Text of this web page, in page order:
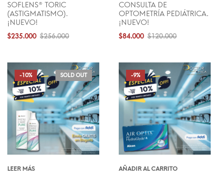
SOFLENS® TORIC
(ASTIGMATISMO).
¡NUEVO!
$256.000
$235.000
CONSULTA DE
OPTOMETRÍA PEDIÁTRICA.
¡NUEVO!
$120.000
$84.000
-10%
LEER MÁS
SOLD OUT -9%
AÑADIR AL CARRITO